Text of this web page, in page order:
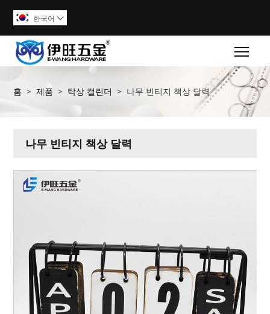
한국어 
홈 > 제품 > 탁상 캘린더 > 나무 빈티지 책상 달력
나무 빈티지 책상 달력